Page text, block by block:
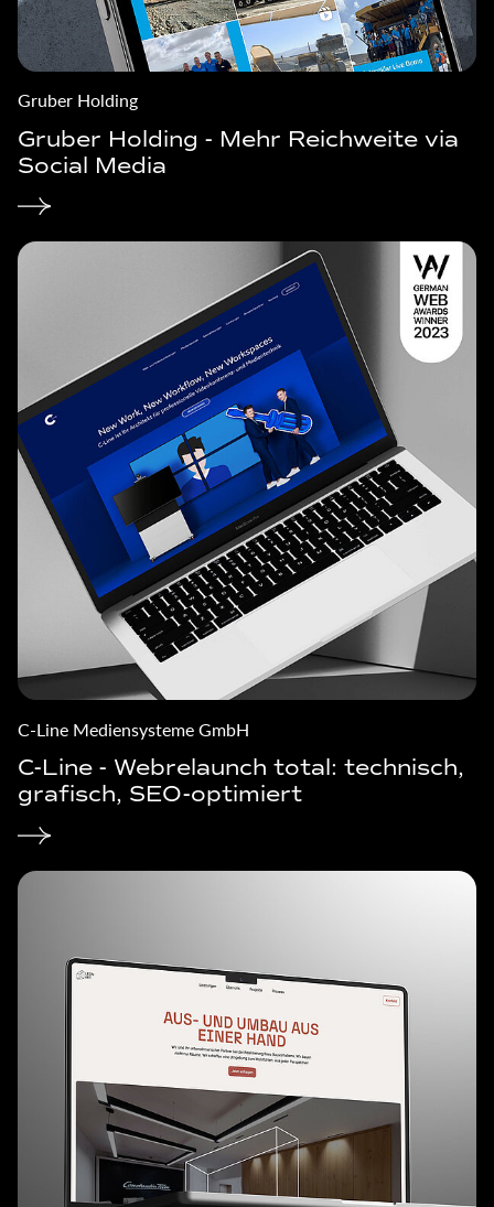
Gruber Holding
Gruber Holding - Mehr Reichweite via
Social Media
C-Line Mediensysteme GmbH
C-Line - Webrelaunch total: technisch,
grafisch, SEO-optimiert